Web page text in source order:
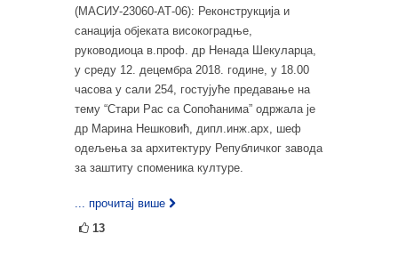
(МАСИУ-23060-АТ-06): Реконструкција и
санација објеката високоградње,
руководиоца в.проф. др Ненада Шекуларца,
у среду 12. децембра 2018. године, у 18.00
часова у сали 254, гостујуће предавање на
тему “Стари Рас са Сопоћанима” одржала је
др Марина Нешковић, дипл.инж.арх, шеф
одељења за архитектуру Републичког завода
за заштиту споменика културе.
... прочитај више
13